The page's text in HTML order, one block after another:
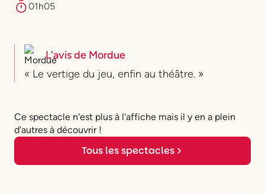
01h05
L'avis de Mordue
« Le vertige du jeu, enfin au théâtre. »
Ce spectacle n'est plus à l'affiche mais il y en a plein
d'autres à découvrir !
Tous les spectacles